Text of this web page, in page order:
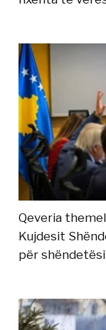
Qeveria
Kujdesit
për